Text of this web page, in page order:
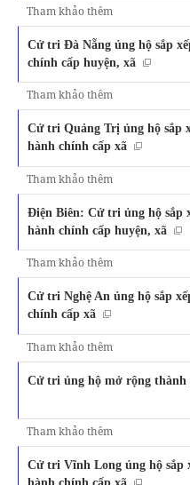
Tham khảo thêm
Cử tri Đà Nẵng ủng hộ sắp
chính cấp huyện, xã
Tham khảo thêm
Cử tri Quảng Trị ủng hộ sắp
hành chính cấp xã
Tham khảo thêm
Điện Biên: Cử tri ủng hộ sắp
hành chính cấp huyện, xã
Tham khảo thêm
Cử tri Nghệ An ủng hộ sắp
chính cấp xã
Tham khảo thêm
Cử tri ủng hộ mở rộng thành
Tham khảo thêm
Cử tri Vĩnh Long ủng hộ sắp
hành chính cấp xã